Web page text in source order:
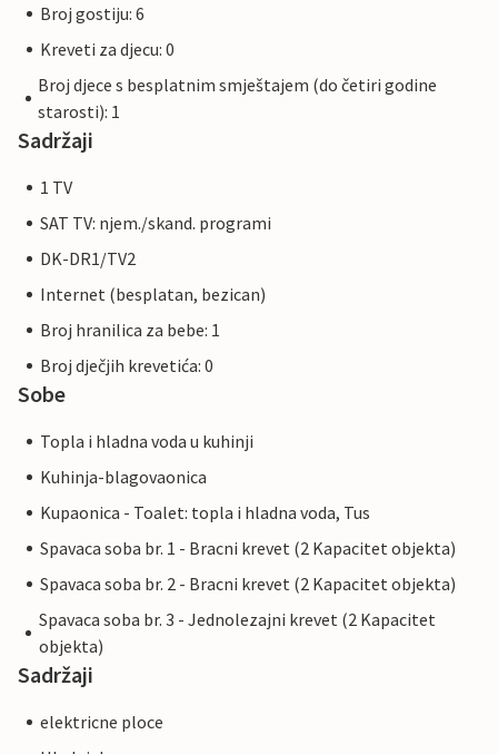
Broj gostiju: 6
Kreveti za djecu: 0
Broj djece s besplatnim smještajem (do četiri godine
starosti): 1
Sadržaji
1 TV
SAT TV: njem./skand. programi
DK-DR1/TV2
Internet (besplatan, bezican)
Broj hranilica za bebe: 1
Broj dječjih krevetića: 0
Sobe
Topla i hladna voda u kuhinji
Kuhinja-blagovaonica
Kupaonica - Toalet: topla i hladna voda, Tus
Spavaca soba br. 1 - Bracni krevet (2 Kapacitet objekta)
Spavaca soba br. 2 - Bracni krevet (2 Kapacitet objekta)
Spavaca soba br. 3 - Jednolezajni krevet (2 Kapacitet
objekta)
Sadržaji
elektricne ploce